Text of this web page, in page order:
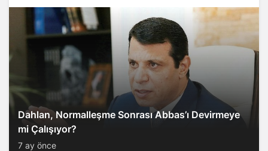
Dahlan, Normalleşme Sonrası Abbas’ı Devirmeye
mi Çalışıyor?
7 ay önce